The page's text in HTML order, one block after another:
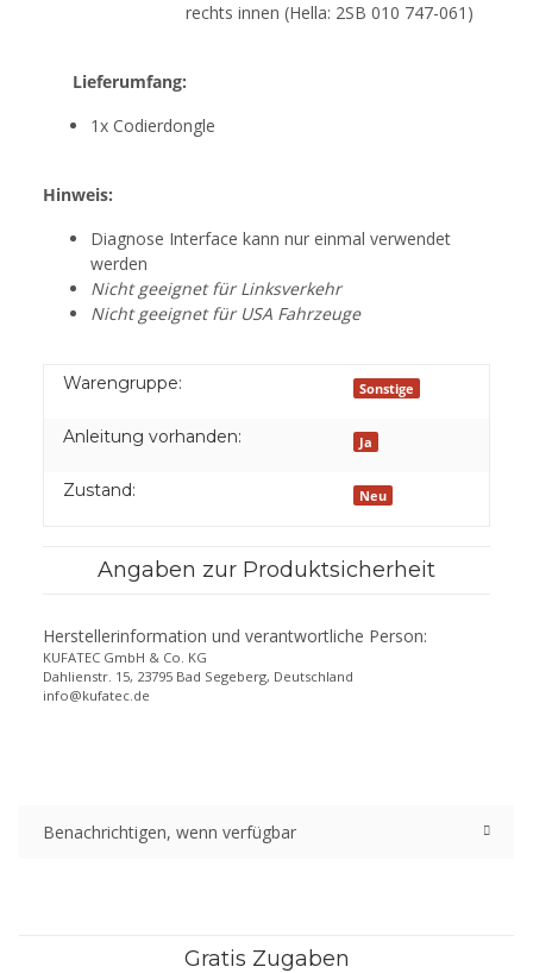
rechts innen (Hella: 2SB 010 747-061)
Lieferumfang:
1x Codierdongle
Hinweis:
Diagnose Interface kann nur einmal verwendet
werden
Nicht geeignet für Linksverkehr
Nicht geeignet für USA Fahrzeuge
Warengruppe: Sonstige
Anleitung vorhanden: Ja
Zustand: Neu
Angaben zur Produktsicherheit
Herstellerinformation und verantwortliche Person:
KUFATEC GmbH & Co. KG
Dahlienstr. 15, 23795 Bad Segeberg, Deutschland
info@kufatec.de
Benachrichtigen, wenn verfügbar
Gratis Zugaben